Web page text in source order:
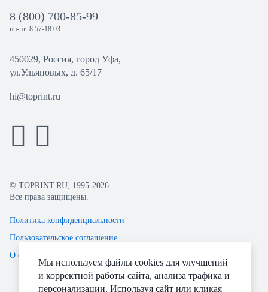
8 (800) 700-85-99
пн-пт: 8:57-18:03
450029, Россия, город Уфа,
ул.Ульяновых, д. 65/17
hi@toprint.ru
© TOPRINT.RU, 1995-2026
Все права защищены.
Политика конфиденциальности
Пользовательское соглашение
О файлах Cookie
Мы используем файлы cookies для улучшений
и корректной работы сайта, анализа трафика и
персонализации. Используя сайт или кликая